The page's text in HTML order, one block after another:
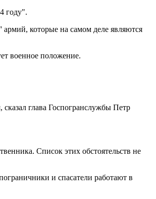
году".
которые на самом деле являются
военное положение.
глава Госпогранслужбы Петр
Список этих обстоятельств не
и спасатели работают в